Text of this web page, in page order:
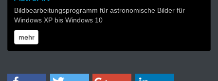
Bildbearbeitungsprogramm für astronomische Bilder für
Windows XP bis Windows 10
mehr